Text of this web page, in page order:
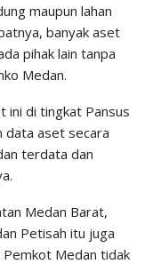
maupun lahan
banyak aset
pihak lain tanpa
Medan.
ini di tingkat Pansus
data aset secara
terdata dan
Medan Barat,
Petisah itu juga
Medan tidak